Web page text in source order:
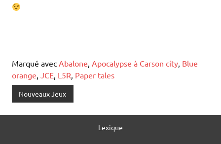
Marqué avec Abalone, Apocalypse à Carson city, Blue
orange, JCE, L5R, Paper tales
Nouveaux Jeux
Lexique